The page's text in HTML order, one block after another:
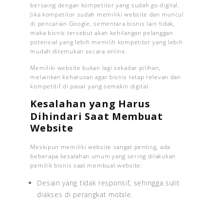
bersaing dengan kompetitor yang sudah go digital.
Jika kompetitor sudah memiliki website dan muncul
di pencarian Google, sementara bisnis lain tidak,
maka bisnis tersebut akan kehilangan pelanggan
potensial yang lebih memilih kompetitor yang lebih
mudah ditemukan secara online.
Memiliki website bukan lagi sekadar pilihan,
melainkan keharusan agar bisnis tetap relevan dan
kompetitif di pasar yang semakin digital.
Kesalahan yang Harus
Dihindari Saat Membuat
Website
Meskipun memiliki website sangat penting, ada
beberapa kesalahan umum yang sering dilakukan
pemilik bisnis saat membuat website:
Desain yang tidak responsif, sehingga sulit
diakses di perangkat mobile.